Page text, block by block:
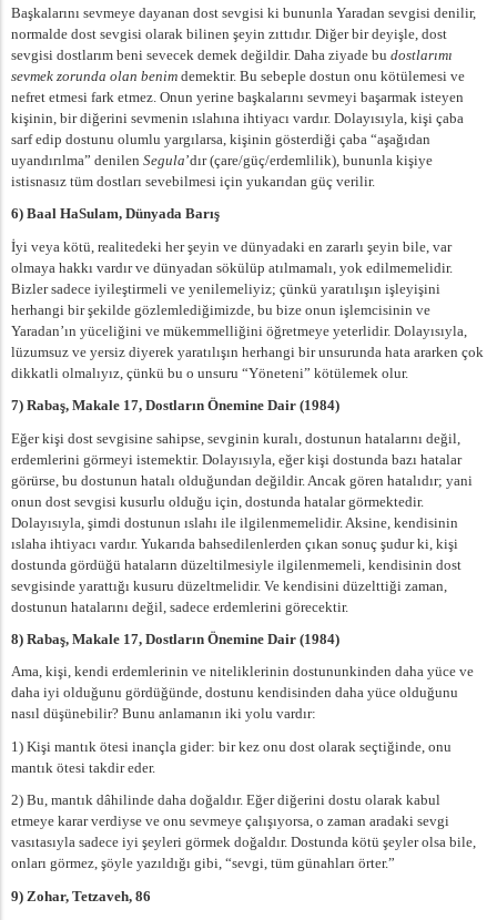
Başkalarını sevmeye dayanan dost sevgisi ki bununla Yaradan sevgisi denilir,
normalde dost sevgisi olarak bilinen şeyin zıttıdır. Diğer bir deyişle, dost
sevgisi dostlarım beni sevecek demek değildir. Daha ziyade bu dostlarımı
sevmek zorunda olan benim demektir. Bu sebeple dostun onu kötülemesi ve
nefret etmesi fark etmez. Onun yerine başkalarını sevmeyi başarmak isteyen
kişinin, bir diğerini sevmenin ıslahına ihtiyacı vardır. Dolayısıyla, kişi çaba
sarf edip dostunu olumlu yargılarsa, kişinin gösterdiği çaba “aşağıdan
uyandırılma” denilen Segula’dır (çare/güç/erdemlilik), bununla kişiye
istisnasız tüm dostları sevebilmesi için yukarıdan güç verilir.
6) Baal HaSulam, Dünyada Barış
İyi veya kötü, realitedeki her şeyin ve dünyadaki en zararlı şeyin bile, var
olmaya hakkı vardır ve dünyadan sökülüp atılmamalı, yok edilmemelidir.
Bizler sadece iyileştirmeli ve yenilemeliyiz; çünkü yaratılışın işleyişini
herhangi bir şekilde gözlemlediğimizde, bu bize onun işlemcisinin ve
Yaradan’ın yüceliğini ve mükemmelliğini öğretmeye yeterlidir. Dolayısıyla,
lüzumsuz ve yersiz diyerek yaratılışın herhangi bir unsurunda hata ararken çok
dikkatli olmalıyız, çünkü bu o unsuru “Yöneteni” kötülemek olur.
7) Rabaş, Makale 17, Dostların Önemine Dair (1984)
Eğer kişi dost sevgisine sahipse, sevginin kuralı, dostunun hatalarını değil,
erdemlerini görmeyi istemektir. Dolayısıyla, eğer kişi dostunda bazı hatalar
görürse, bu dostunun hatalı olduğundan değildir. Ancak gören hatalıdır; yani
onun dost sevgisi kusurlu olduğu için, dostunda hatalar görmektedir.
Dolayısıyla, şimdi dostunun ıslahı ile ilgilenmemelidir. Aksine, kendisinin
ıslaha ihtiyacı vardır. Yukarıda bahsedilenlerden çıkan sonuç şudur ki, kişi
dostunda gördüğü hataların düzeltilmesiyle ilgilenmemeli, kendisinin dost
sevgisinde yarattığı kusuru düzeltmelidir. Ve kendisini düzelttiği zaman,
dostunun hatalarını değil, sadece erdemlerini görecektir.
8) Rabaş, Makale 17, Dostların Önemine Dair (1984)
Ama, kişi, kendi erdemlerinin ve niteliklerinin dostununkinden daha yüce ve
daha iyi olduğunu gördüğünde, dostunu kendisinden daha yüce olduğunu
nasıl düşünebilir? Bunu anlamanın iki yolu vardır:
1) Kişi mantık ötesi inançla gider: bir kez onu dost olarak seçtiğinde, onu
mantık ötesi takdir eder.
2) Bu, mantık dâhilinde daha doğaldır. Eğer diğerini dostu olarak kabul
etmeye karar verdiyse ve onu sevmeye çalışıyorsa, o zaman aradaki sevgi
vasıtasıyla sadece iyi şeyleri görmek doğaldır. Dostunda kötü şeyler olsa bile,
onları görmez, şöyle yazıldığı gibi, “sevgi, tüm günahları örter.”
9) Zohar, Tetzaveh, 86